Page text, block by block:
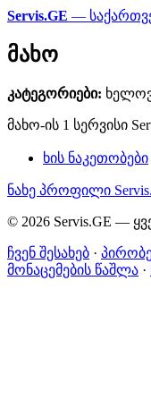
Servis.GE —
მახო
კატეგორიები:
მახო-ის 1 სერვისი
ხის ნაკეთობები
ნახე პროფილი
© 2026 Servis.GE —
ჩვენ შესახებ ·
მონაცემების წაშლა ·